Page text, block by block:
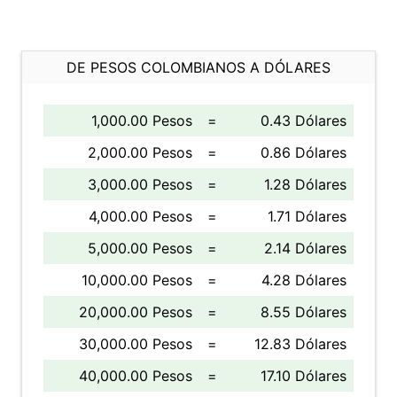
DE PESOS COLOMBIANOS A DÓLARES
1,000.00 Pesos =
0.43 Dólares
2,000.00 Pesos
=
0.86 Dólares
3,000.00 Pesos
=
1.28 Dólares
4,000.00 Pesos
=
1.71 Dólares
5,000.00 Pesos
=
2.14 Dólares
10,000.00 Pesos
=
4.28 Dólares
20,000.00 Pesos
=
8.55 Dólares
30,000.00 Pesos
=
12.83 Dólares
40,000.00 Pesos
= 17.10 Dólares